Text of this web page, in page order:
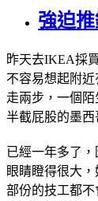
強迫
昨天去IKEA採
不容易想起附
走兩步，一個
半截屁股的墨
已經一年多了
眼睛瞪得很大
部份的技工都